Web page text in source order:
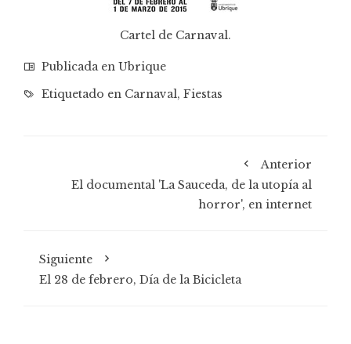
Cartel de Carnaval.
Publicada en Ubrique
Etiquetado en Carnaval, Fiestas
Anterior
El documental 'La Sauceda, de la utopía al
horror', en internet
Siguiente
El 28 de febrero, Día de la Bicicleta